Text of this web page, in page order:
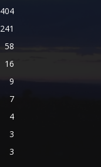
404
241
58
16
9
7
4
3
3